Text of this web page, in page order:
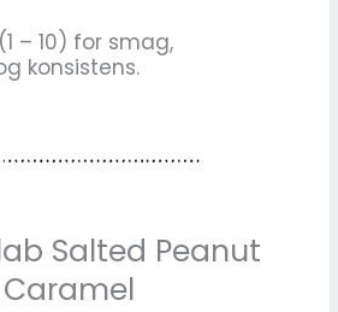
– 10) for smag,
konsistens.
Salted Peanut
Caramel